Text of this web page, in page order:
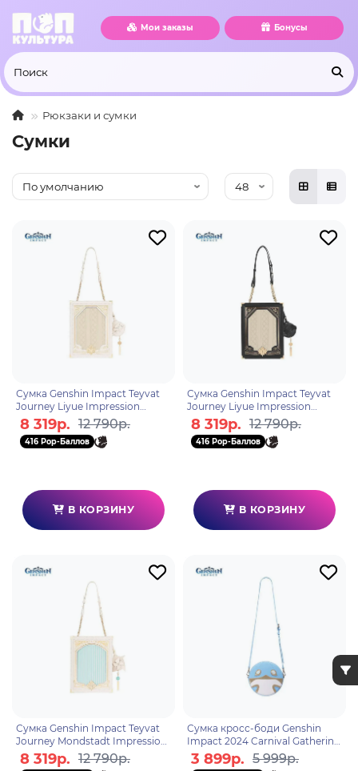
Мои заказы Бонусы
Рюкзаки и сумки
Сумки
Сумка Genshin Impact Teyvat
Journey Liyue Impression
6942421137313
8 319р. 12 790р.
416 Pop-Баллов
В КОРЗИНУ
Сумка Genshin Impact Teyvat
Journey Liyue Impression
6942421137320
8 319р. 12 790р.
416 Pop-Баллов
В КОРЗИНУ
Сумка Genshin Impact Teyvat
Journey Mondstadt Impression
6942421137290
8 319р. 12 790р.
Сумка кросс-боди Genshin
Impact 2024 Carnival Gathering
Teucer Penguin 6942421146285
3 899р. 5 999р.